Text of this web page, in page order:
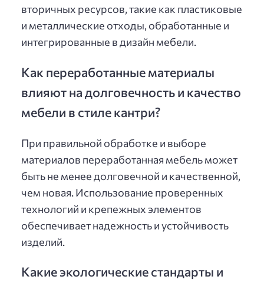
вторичных ресурсов, такие как пластиковые
и металлические отходы, обработанные и
интегрированные в дизайн мебели.
Как переработанные материалы
влияют на долговечность и качество
мебели в стиле кантри?
При правильной обработке и выборе
материалов переработанная мебель может
быть не менее долговечной и качественной,
чем новая. Использование проверенных
технологий и крепежных элементов
обеспечивает надежность и устойчивость
изделий.
Какие экологические стандарты и